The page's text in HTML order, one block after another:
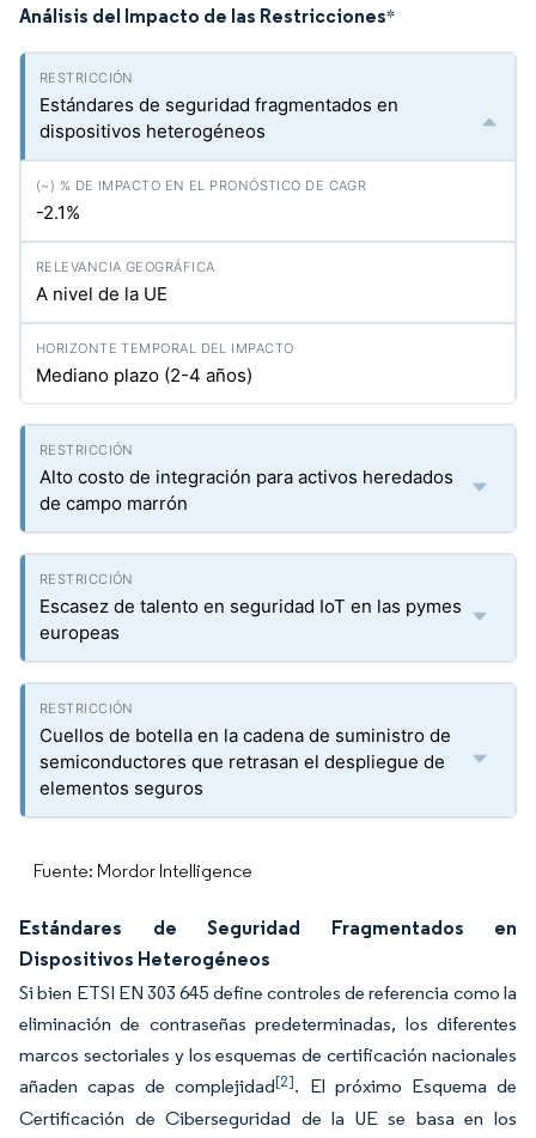
Análisis del Impacto de las Restricciones*
Estándares de seguridad fragmentados en
dispositivos heterogéneos
-2.1%
A nivel de la UE
Mediano plazo (2-4 años)
Alto costo de integración para activos heredados
de campo marrón
Escasez de talento en seguridad IoT en las pymes
europeas
Cuellos de botella en la cadena de suministro de
semiconductores que retrasan el despliegue de
elementos seguros
Fuente: Mordor Intelligence
Estándares de Seguridad Fragmentados en
Dispositivos Heterogéneos
Si bien ETSI EN 303 645 define controles de referencia como la
eliminación de contraseñas predeterminadas, los diferentes
marcos sectoriales y los esquemas de certificación nacionales
añaden capas de complejidad[2]. El próximo Esquema de
Certificación de Ciberseguridad de la UE se basa en los